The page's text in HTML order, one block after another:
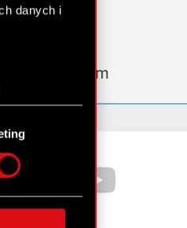
danych i
w
i